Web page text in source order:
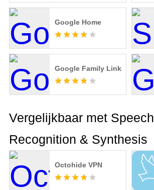
Google Home
Google Family Link
Vergelijkbaar met Speech
Recognition & Synthesis
Octohide VPN